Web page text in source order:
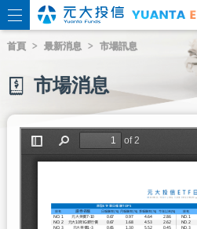
首頁 最新消息 市場訊息
市場消息